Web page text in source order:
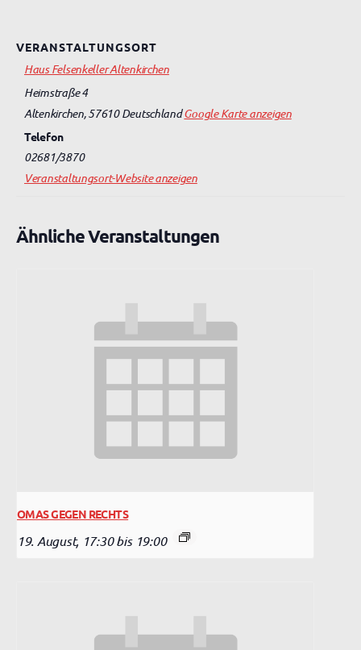
VERANSTALTUNGSORT
Haus Felsenkeller Altenkirchen
Heimstraße 4
Altenkirchen,57610 DeutschlandGoogle Karte anzeigen
Telefon
02681/3870
Veranstaltungsort-Website anzeigen
Ähnliche Veranstaltungen
OMAS GEGEN RECHTS
19. August, 17:30 bis 19:00